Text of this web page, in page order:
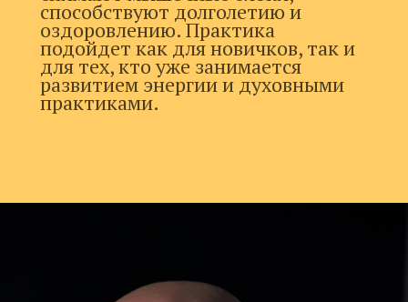
способствуют долголетию и
оздоровлению. Практика
подойдет как для новичков, так и
для тех, кто уже занимается
развитием энергии и духовными
практиками.